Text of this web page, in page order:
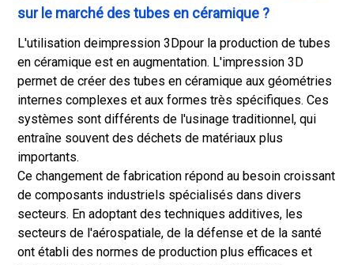
sur le marché des tubes en céramique ?
L'utilisation deimpression 3Dpour la production de tubes
en céramique est en augmentation. L'impression 3D
permet de créer des tubes en céramique aux géométries
internes complexes et aux formes très spécifiques. Ces
systèmes sont différents de l'usinage traditionnel, qui
entraîne souvent des déchets de matériaux plus
importants.
Ce changement de fabrication répond au besoin croissant
de composants industriels spécialisés dans divers
secteurs. En adoptant des techniques additives, les
secteurs de l'aérospatiale, de la défense et de la santé
ont établi des normes de production plus efficaces et